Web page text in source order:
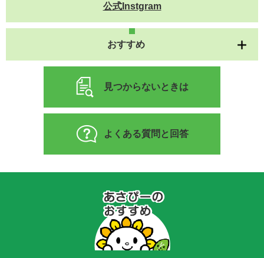
公式Instgram
おすすめ
見つからないときは
よくある質問と回答
の
お
す